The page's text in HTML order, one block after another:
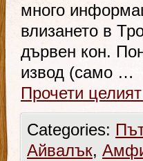
много
влизането в
дървен кон.
извод (само …
Прочети
Categories:
Айвалък,